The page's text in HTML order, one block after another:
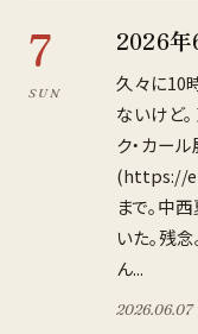
7
SUN
2026年
久々に10
ないけど
ク・カー
(https://
まで。中
いた。残
ん...
2026.06.07